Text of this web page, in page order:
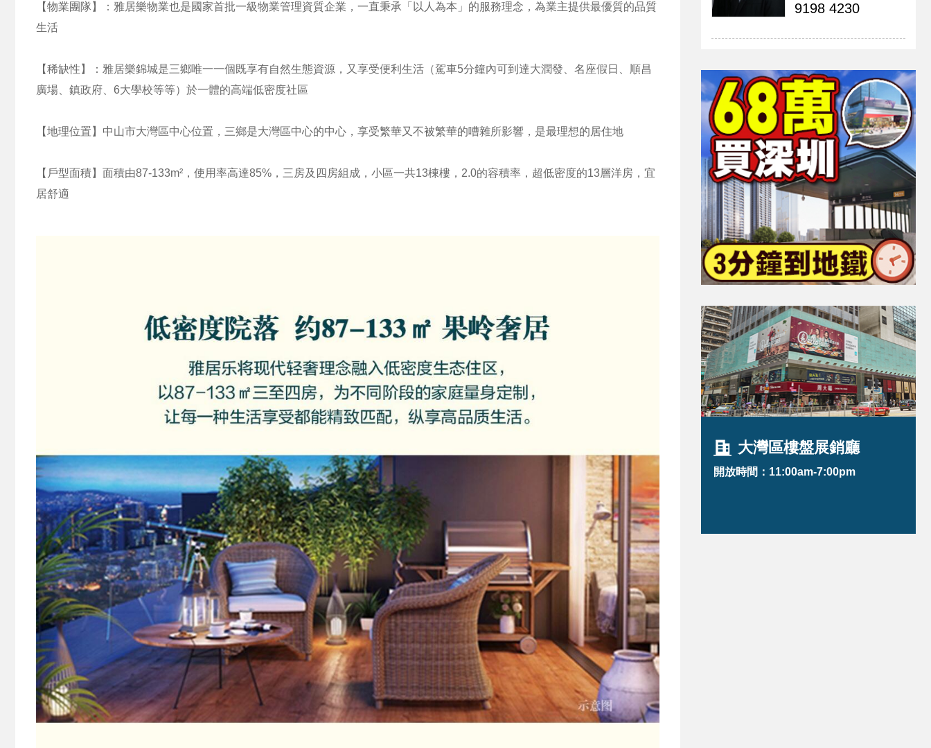
【物業團隊】：雅居樂物業也是國家首批一級物業管理資質企業，一直秉承「以人為本」的服務理念，為業主提供最優質的品質
生活
【稀缺性】：雅居樂錦城是三鄉唯一一個既享有自然生態資源，又享受便利生活（駕車5分鐘內可到達大潤發、名座假日、順昌
廣場、鎮政府、6大學校等等）於一體的高端低密度社區
【地理位置】中山市大灣區中心位置，三鄉是大灣區中心的中心，享受繁華又不被繁華的嘈雜所影響，是最理想的居住地
【戶型面積】面積由87-133m²，使用率高達85%，三房及四房組成，小區一共13棟樓，2.0的容積率，超低密度的13層洋房，宜
居舒適
9198 4230
大灣區樓盤展銷廳
開放時間：11:00am-7:00pm